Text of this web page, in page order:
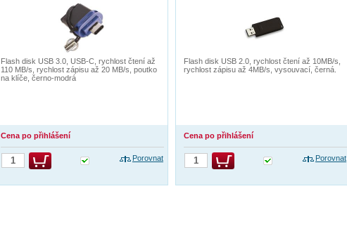
Flash disk USB 3.0, USB-C, rychlost čtení až
110 MB/s, rychlost zápisu až 20 MB/s, poutko
na klíče, černo-modrá
Cena po přihlášení
Porovnat
Flash disk USB 2.0, rychlost čtení až 10MB/s,
rychlost zápisu až 4MB/s, vysouvací, černá.
Cena po přihlášení
Porovnat